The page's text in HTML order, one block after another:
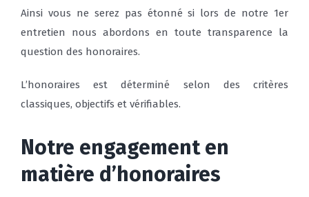
Ainsi vous ne serez pas étonné si lors de notre 1er
entretien nous abordons en toute transparence la
question des honoraires.
L’honoraires est déterminé selon des critères
classiques, objectifs et vérifiables.
Notre engagement en
matière d’honoraires